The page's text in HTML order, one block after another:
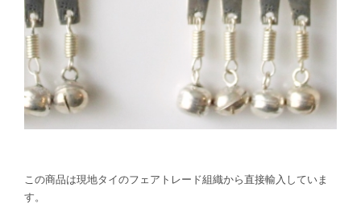
この商品は現地タイのフェアトレード組織から直接輸入していま
す。